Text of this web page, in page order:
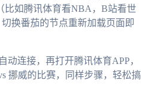
比如腾讯体育看NBA，B站看世
换番茄的节点重新加载页面即
连接，再打开腾讯体育APP，
挪威的比赛，同样步骤，轻松搞